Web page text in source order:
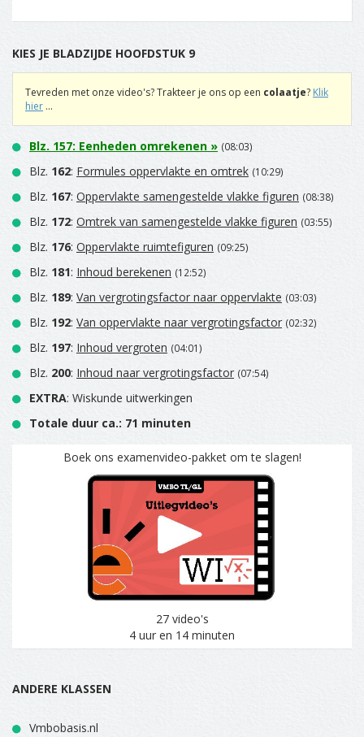
KIES JE BLADZIJDE HOOFDSTUK 9
Tevreden met onze video's? Trakteer je ons op een colaatje? Klik
hier ...
Blz. 157: Eenheden omrekenen » (08:03)
Blz. 162: Formules oppervlakte en omtrek (10:29)
Blz. 167: Oppervlakte samengestelde vlakke figuren (08:38)
Blz. 172: Omtrek van samengestelde vlakke figuren (03:55)
Blz. 176: Oppervlakte ruimtefiguren (09:25)
Blz. 181: Inhoud berekenen (12:52)
Blz. 189: Van vergrotingsfactor naar oppervlakte (03:03)
Blz. 192: Van oppervlakte naar vergrotingsfactor (02:32)
Blz. 197: Inhoud vergroten (04:01)
Blz. 200: Inhoud naar vergrotingsfactor (07:54)
EXTRA: Wiskunde uitwerkingen
Totale duur ca.: 71 minuten
Boek ons examenvideo-pakket om te slagen!
27 video's
4 uur en 14 minuten
ANDERE KLASSEN
Vmbobasis.nl